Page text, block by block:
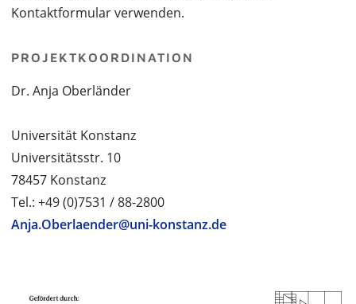
Kontaktformular verwenden.
PROJEKTKOORDINATION
Dr. Anja Oberländer
Universität Konstanz
Universitätsstr. 10
78457 Konstanz
Tel.: +49 (0)7531 / 88-2800
Anja.Oberlaender@uni-konstanz.de